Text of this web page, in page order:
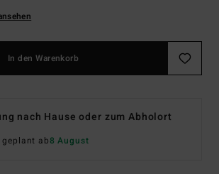
In den Warenkorb
nach Hause oder zum Abholort
ab8 August